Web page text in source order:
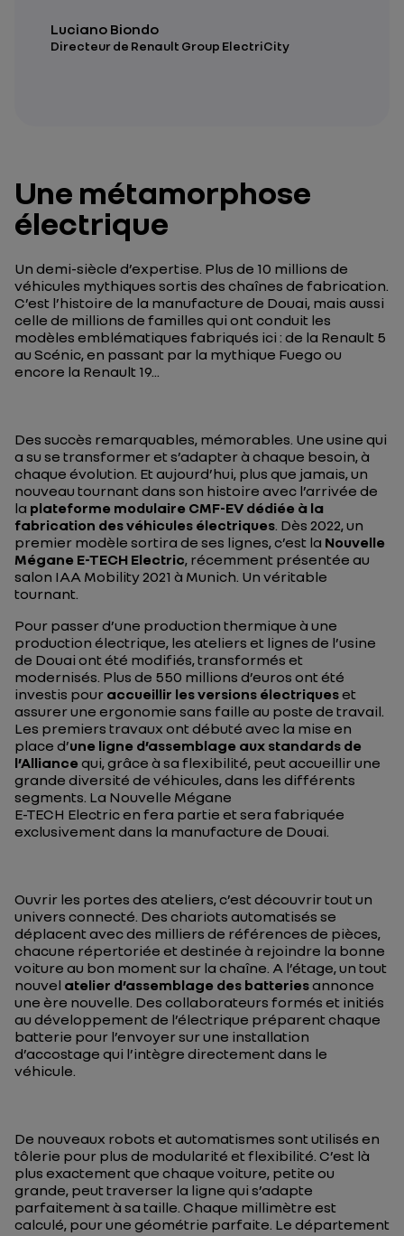
Luciano Biondo
Directeur de Renault Group ElectriCity
Une métamorphose
électrique
Un demi-siècle d’expertise. Plus de 10 millions de
véhicules mythiques sortis des chaînes de fabrication.
C’est l’histoire de la manufacture de Douai, mais aussi
celle de millions de familles qui ont conduit les
modèles emblématiques fabriqués ici : de la Renault 5
au Scénic, en passant par la mythique Fuego ou
encore la Renault 19...
Des succès remarquables, mémorables. Une usine qui
a su se transformer et s’adapter à chaque besoin, à
chaque évolution. Et aujourd’hui, plus que jamais, un
nouveau tournant dans son histoire avec l’arrivée de
la plateforme modulaire CMF-EV dédiée à la
fabrication des véhicules électriques. Dès 2022, un
premier modèle sortira de ses lignes, c’est la Nouvelle
Mégane E-TECH Electric, récemment présentée au
salon IAA Mobility 2021 à Munich. Un véritable
tournant.
Pour passer d’une production thermique à une
production électrique, les ateliers et lignes de l’usine
de Douai ont été modifiés, transformés et
modernisés. Plus de 550 millions d’euros ont été
investis pour accueillir les versions électriqueset
assurer une ergonomie sans faille au poste de travail.
Les premiers travaux ont débuté avec la mise en
place d’une ligne d’assemblage aux standards de
l’Alliance qui, grâce à sa flexibilité, peut accueillir une
grande diversité de véhicules, dans les différents
segments. La Nouvelle Mégane
E-TECH Electric en fera partie et sera fabriquée
exclusivement dans la manufacture de Douai.
Ouvrir les portes des ateliers, c’est découvrir tout un
univers connecté. Des chariots automatisés se
déplacent avec des milliers de références de pièces,
chacune répertoriée et destinée à rejoindre la bonne
voiture au bon moment sur la chaîne. A l’étage, un tout
nouvel atelier d’assemblage des batteriesannonce
une ère nouvelle. Des collaborateurs formés et initiés
au développement de l’électrique préparent chaque
batterie pour l’envoyer sur une installation
d’accostage qui l’intègre directement dans le
véhicule.
De nouveaux robots et automatismes sont utilisés en
tôlerie pour plus de modularité et flexibilité. C’est là
plus exactement que chaque voiture, petite ou
grande, peut traverser la ligne qui s’adapte
parfaitement à sa taille. Chaque millimètre est
calculé, pour une géométrie parfaite. Le département